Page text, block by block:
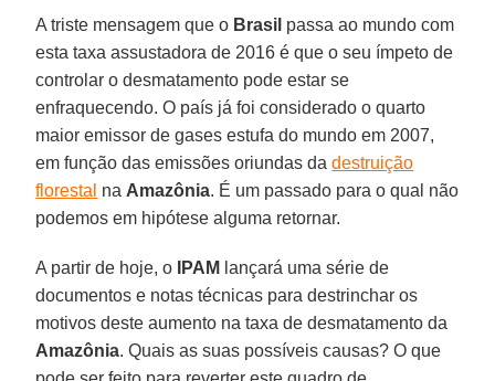
A triste mensagem que o Brasil passa ao mundo com
esta taxa assustadora de 2016 é que o seu ímpeto de
controlar o desmatamento pode estar se
enfraquecendo. O país já foi considerado o quarto
maior emissor de gases estufa do mundo em 2007,
em função das emissões oriundas dadestruição
florestal na Amazônia. É um passado para o qual não
podemos em hipótese alguma retornar.
A partir de hoje, o IPAM lançará uma série de
documentos e notas técnicas para destrinchar os
motivos deste aumento na taxa de desmatamento da
Amazônia. Quais as suas possíveis causas? O que